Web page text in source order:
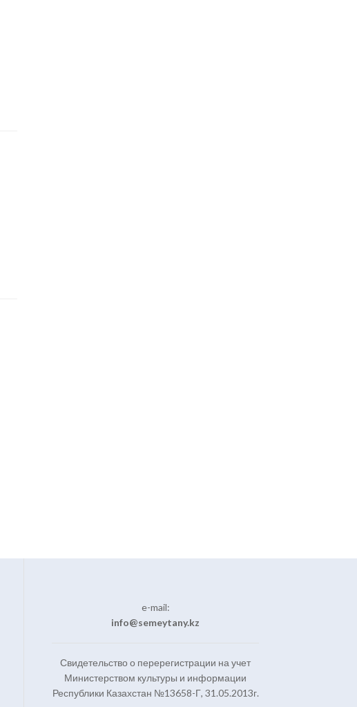
e-mail:
info@semeytany.kz
Свидетельство о перерегистрации на учет
Министерством культуры и информации
Республики Казахстан №13658-Г, 31.05.2013г.